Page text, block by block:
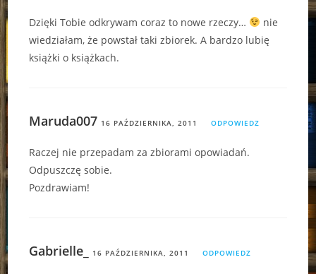
Dzięki Tobie odkrywam coraz to nowe rzeczy…
nie
wiedziałam, że powstał taki zbiorek. A bardzo lubię
książki o książkach.
Maruda007 16 PAŹDZIERNIKA, 2011 ODPOWIEDZ
Raczej nie przepadam za zbiorami opowiadań.
Odpuszczę sobie.
Pozdrawiam!
Gabrielle_ 16 PAŹDZIERNIKA, 2011 ODPOWIEDZ